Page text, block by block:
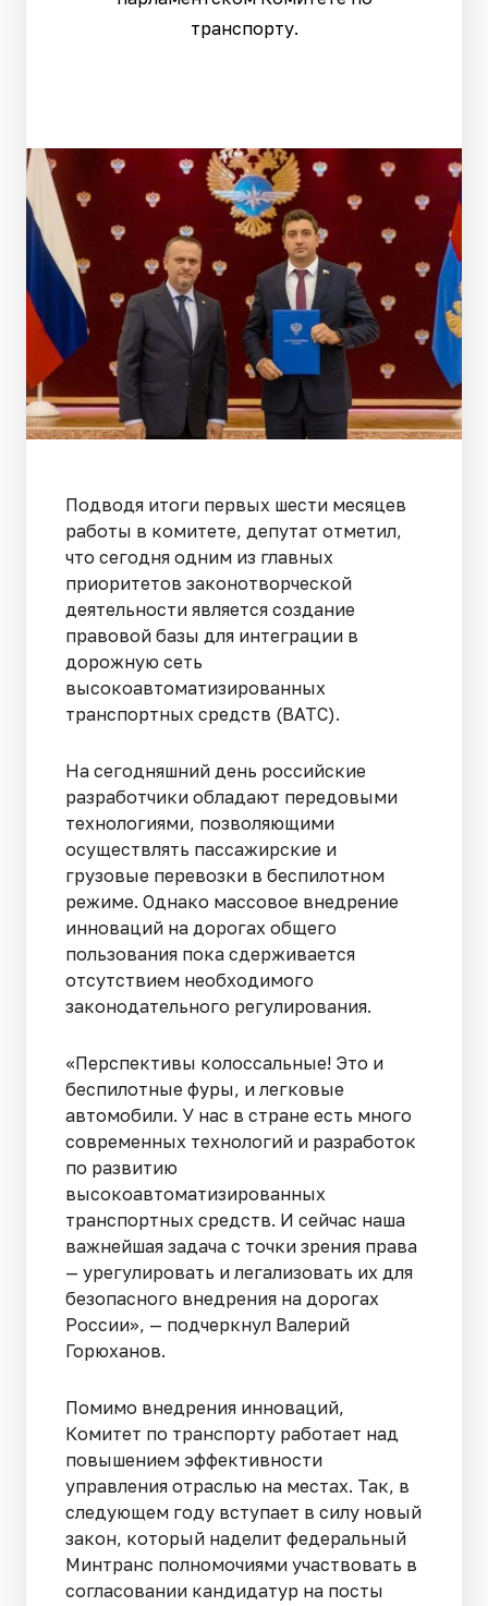
транспорту.
Подводя итоги первых шести месяцев
работы в комитете, депутат отметил,
что сегодня одним из главных
приоритетов законотворческой
деятельности является создание
правовой базы для интеграции в
дорожную сеть
высокоавтоматизированных
транспортных средств (ВАТС).
На сегодняшний день российские
разработчики обладают передовыми
технологиями, позволяющими
осуществлять пассажирские и
грузовые перевозки в беспилотном
режиме. Однако массовое внедрение
инноваций на дорогах общего
пользования пока сдерживается
отсутствием необходимого
законодательного регулирования.
«Перспективы колоссальные! Это и
беспилотные фуры, и легковые
автомобили. У нас в стране есть много
современных технологий и разработок
по развитию
высокоавтоматизированных
транспортных средств. И сейчас наша
важнейшая задача с точки зрения права
— урегулировать и легализовать их для
безопасного внедрения на дорогах
России», — подчеркнул Валерий
Горюханов.
Помимо внедрения инноваций,
Комитет по транспорту работает над
повышением эффективности
управления отраслью на местах. Так, в
следующем году вступает в силу новый
закон, который наделит федеральный
Минтранс полномочиями участвовать в
согласовании кандидатур на посты